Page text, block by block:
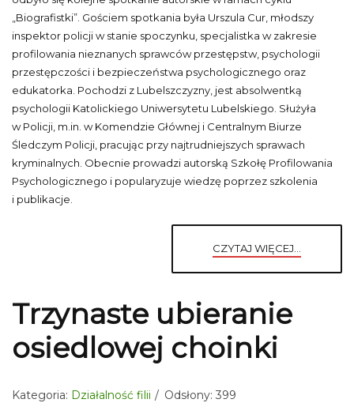
„Biografistki”. Gościem spotkania była Urszula Cur, młodszy
inspektor policji w stanie spoczynku, specjalistka w zakresie
profilowania nieznanych sprawców przestępstw, psychologii
przestępczości i bezpieczeństwa psychologicznego oraz
edukatorka. Pochodzi z Lubelszczyzny, jest absolwentką
psychologii Katolickiego Uniwersytetu Lubelskiego. Służyła
w Policji, m.in. w Komendzie Głównej i Centralnym Biurze
Śledczym Policji, pracując przy najtrudniejszych sprawach
kryminalnych. Obecnie prowadzi autorską Szkołę Profilowania
Psychologicznego i popularyzuje wiedzę poprzez szkolenia
i publikacje.
CZYTAJ WIĘCEJ...
Trzynaste ubieranie
osiedlowej choinki
Kategoria: Działalność filii Odsłony: 399